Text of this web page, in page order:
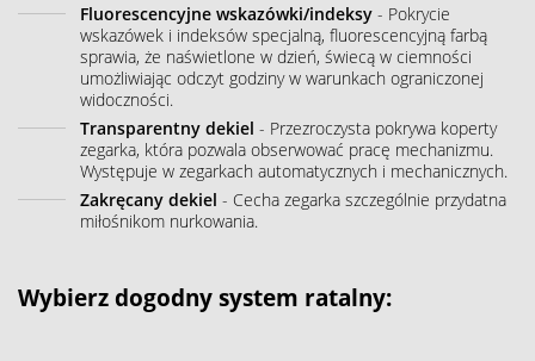
Fluorescencyjne wskazówki/indeksy - Pokrycie
wskazówek i indeksów specjalną, fluorescencyjną farbą
sprawia, że naświetlone w dzień, świecą w ciemności
umożliwiając odczyt godziny w warunkach ograniczonej
widoczności.
Transparentny dekiel - Przezroczysta pokrywa koperty
zegarka, która pozwala obserwować pracę mechanizmu.
Występuje w zegarkach automatycznych i mechanicznych.
Zakręcany dekiel - Cecha zegarka szczególnie przydatna
miłośnikom nurkowania.
Wybierz dogodny system ratalny: